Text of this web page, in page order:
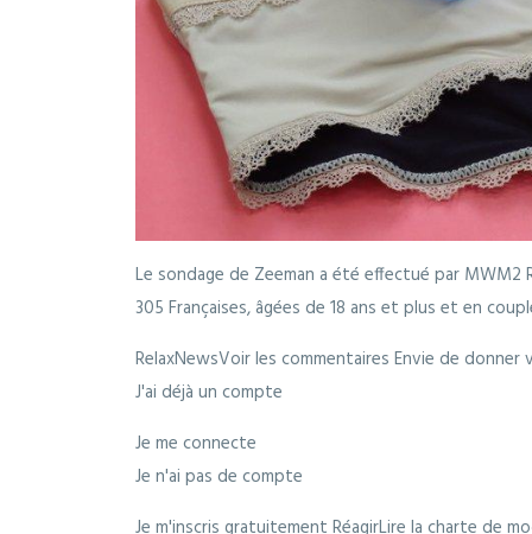
Le sondage de Zeeman a été effectué par MWM2
305 Françaises, âgées de 18 ans et plus et en
RelaxNewsVoir les commentaires Envie de donner
J'ai déjà un compte
Je me connecte
Je n'ai pas de compte
Je m'inscris gratuitement RéagirLire la charte de